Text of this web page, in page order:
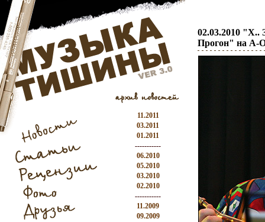
11.2011
03.2011
01.2011
-----------
06.2010
05.2010
03.2010
02.2010
-----------
11.2009
09.2009
02.03.2010
Прогон" на A-